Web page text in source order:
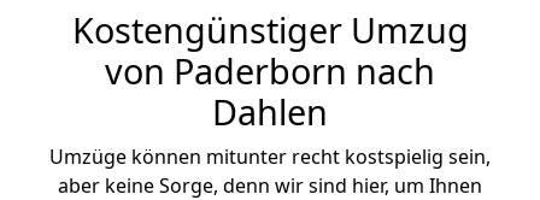
Kostengünstiger Umzug
von Paderborn nach
Dahlen
Umzüge können mitunter recht kostspielig sein,
aber keine Sorge, denn wir sind hier, um Ihnen